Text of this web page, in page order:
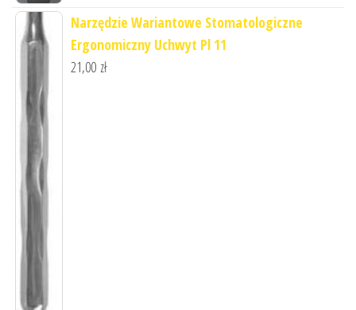
Narzędzie Wariantowe Stomatologiczne
Ergonomiczny Uchwyt Pl 11
21,00 zł